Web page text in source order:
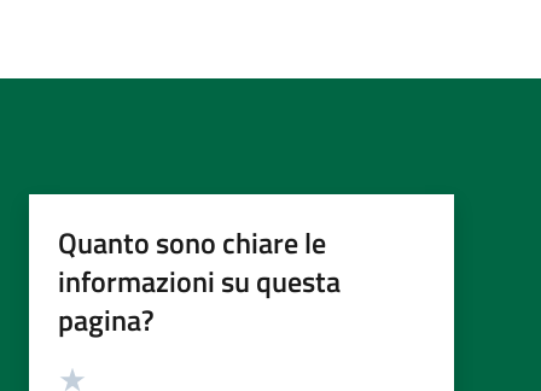
Quanto sono chiare le
informazioni su questa
pagina?
Valutazione